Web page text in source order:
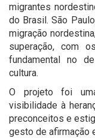
migrantes
do Brasil. São
migração
superação, com
fundamental no
cultura.
O projeto foi
visibilidade à
preconceitos e
gesto de afirmação